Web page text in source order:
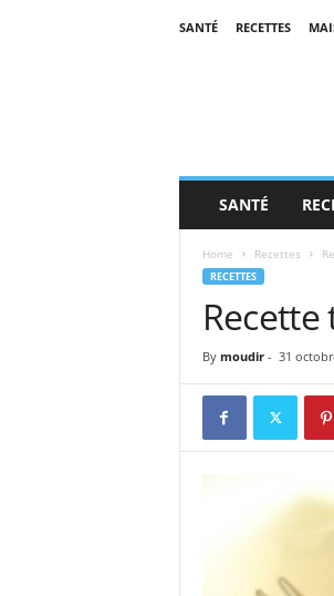
SANTÉ RECETTES
SANTÉ
Home Recettes
RECETTES
By moudir- 31